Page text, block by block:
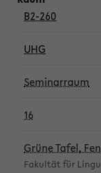
B2-260
UHG
Seminarraum
16
Grüne Tafel,
Fakultät für